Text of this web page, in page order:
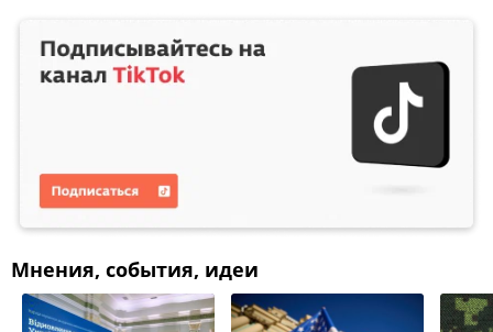
Мнения, события, идеи